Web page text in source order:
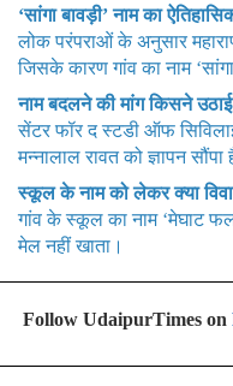
‘सांगा बावड़ी’ नाम का
लोक परंपराओं के अनुसार
जिसके कारण गांव का नाम ‘सांगा
नाम बदलने की मांग किसने
सेंटर फॉर द स्टडी ऑफ
मन्नालाल रावत को ज्ञापन सौंपा
स्कूल के नाम को लेकर क्या
गांव के स्कूल का नाम ‘मेघाट
मेल नहीं खाता।
Follow UdaipurTimes on